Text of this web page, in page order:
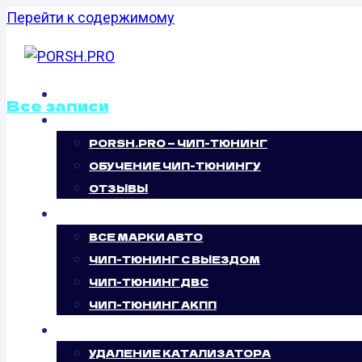
Перейти к содержимому
PORSH.PRO — ЧИП-ТЮНИНГ
ОБУЧЕНИЕ ЧИП-ТЮНИНГУ
ОТЗЫВЫ
ВСЕ МАРКИ АВТО
ЧИП-ТЮНИНГ С ВЫЕЗДОМ
ЧИП-ТЮНИНГ ДВС
ЧИП-ТЮНИНГ АКПП
УДАЛЕНИЕ КАТАЛИЗАТОРА
Все записи
ОТКЛЮЧЕНИЕ
ЗАСЛОНОК KIA
(129 Л.С.)